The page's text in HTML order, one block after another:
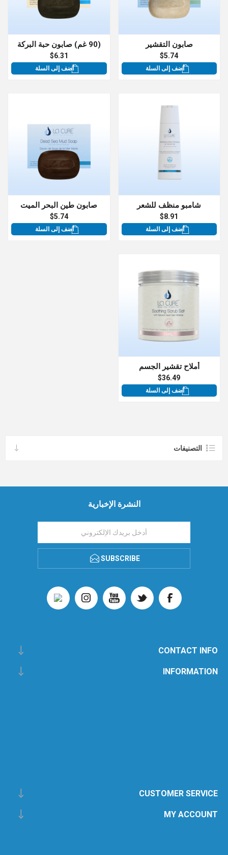
صابون التقشير
$5.74
أضف إلى السلة
(90 غم) صابون حبة البركة
$6.31
أضف إلى السلة
شامبو منظف للشعر
$8.91
أضف إلى السلة
صابون طين البحر الميت
$5.74
أضف إلى السلة
أملاح تقشير الجسم
$36.49
أضف إلى السلة
التصنيفات
النشرة الإخبارية
SUBSCRIBE
CONTACT INFO
INFORMATION
CUSTOMER SERVICE
MY ACCOUNT